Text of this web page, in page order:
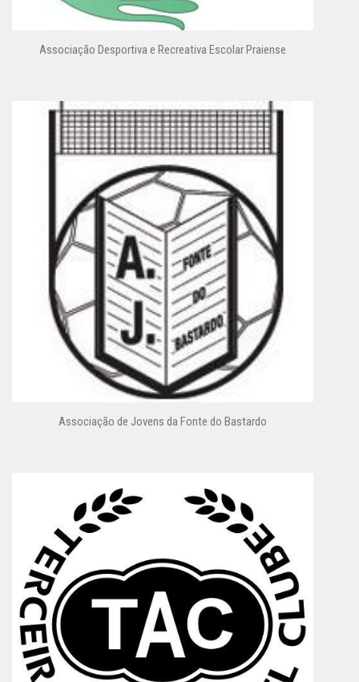
Associação Desportiva e Recreativa Escolar Praiense
Associação de Jovens da Fonte do Bastardo